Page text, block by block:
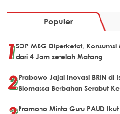
Populer
SOP MBG Diperketat,
dari 4 Jam setelah Matang
Prabowo Jajal Inovasi BRIN di
Biomassa Berbahan Serabut
Pramono Minta Guru PAUD